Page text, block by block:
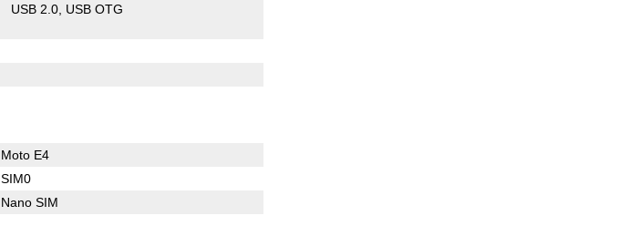
USB 2.0 USB OTG
Moto E4
SIM0
Nano SIM